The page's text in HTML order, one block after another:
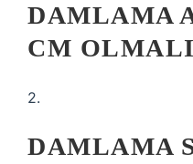
DAMLAMA
CM
2.
DAMLAMA